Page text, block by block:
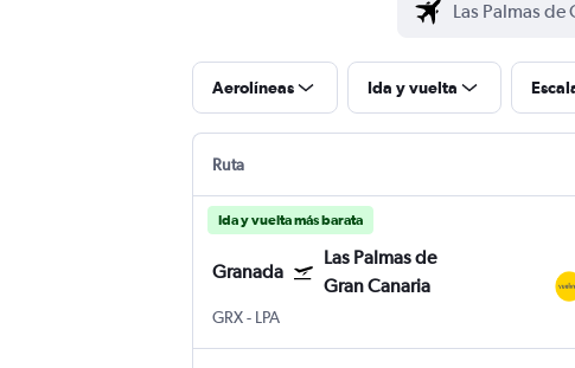
Aerolíneas Ida y vuelta
Ruta
Ida y vuelta más barata
Granada
Las Palmas de
Gran Canaria
GRX- LPA